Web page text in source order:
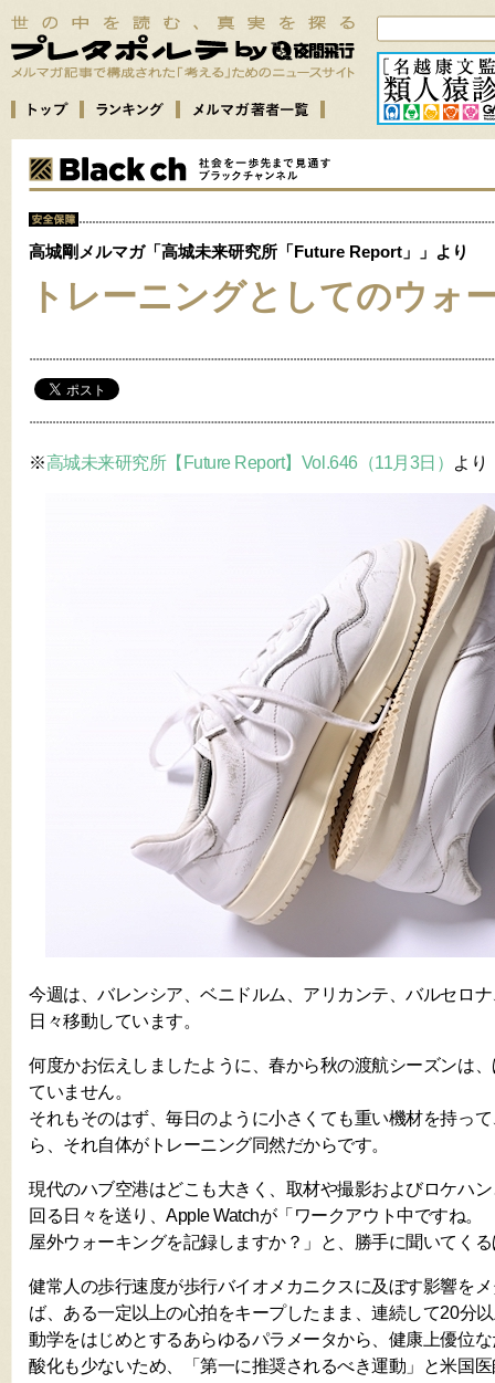
高城剛メルマガ「高城未来研究所「Future Report」」より
トレーニングとしてのウォ
※高城未来研究所【Future Report】Vol.646（11月3日） より
今週は、バレンシア、ベニドルム、アリカンテ、バルセロ
日々移動しています。
何度かお伝えしましたように、春から秋の渡航シーズンは
ていません。
それもそのはず、毎日のように小さくても重い機材を持っ
ら、それ自体がトレーニング同然だからです。
現代のハブ空港はどこも大きく、取材や撮影およびロケハ
回る日々を送り、Apple Watchが「ワークアウト中ですね。
屋外ウォーキングを記録しますか？」と、勝手に聞いてく
健常人の歩行速度が歩行バイオメカニクスに及ぼす影響を
ば、ある一定以上の心拍をキープしたまま、連続して20分
動学をはじめとするあらゆるパラメータから、健康上優位
酸化も少ないため、「第一に推奨されるべき運動」と米国